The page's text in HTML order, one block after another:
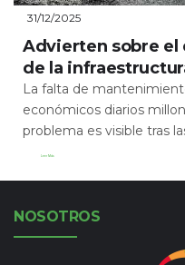
31/12/2025
Advierten sobre el
de la
La falta de
económicos diarios
problema es visible tras
Leer Más
NOSOTROS